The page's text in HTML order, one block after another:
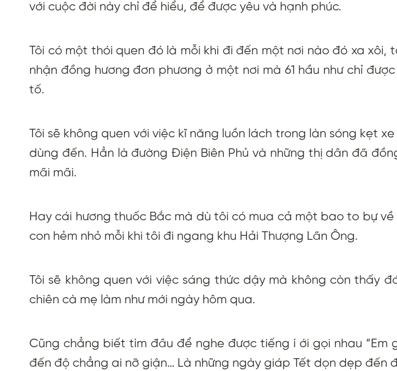
với cuộc đời này chỉ để hiểu, để được yêu và hạnh phúc.
Tôi có một thói quen đó là mỗi khi đi đến một nơi nào đó xa xôi,
nhận đồng hương đơn phương ở một nơi mà 61 hầu như chỉ
tố.
Tôi sẽ không quen với việc kĩ năng luồn lách trong làn sóng kẹt
dùng đến. Hẳn là đường Điện Biên Phủ và những thị dân đã
mãi mãi.
Hay cái hương thuốc Bắc mà dù tôi có mua cả một bao to bự
con hẻm nhỏ mỗi khi tôi đi ngang khu Hải Thượng Lãn Ông.
Tôi sẽ không quen với việc sáng thức dậy mà không còn thấy
chiên cà mẹ làm như mới ngày hôm qua.
Cũng chẳng biết tìm đâu để nghe được tiếng í ới gọi nhau
đến độ chẳng ai nỡ giận… Là những ngày giáp Tết dọn dẹp đến